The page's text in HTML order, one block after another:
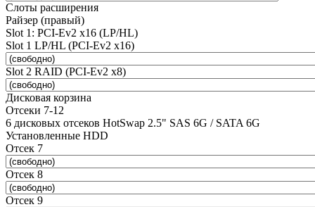
Слоты расширения
Райзер (правый)
Slot 1: PCI-Ev2 x16 (LP/HL)
Slot 1 LP/HL (PCI-Ev2 x16)
Slot 2 RAID (PCI-Ev2 x8)
Дисковая корзина
Отсеки 7-12
6 дисковых отсеков HotSwap 2.5" SAS 6G / SATA 6G
Установленные HDD
Отсек 7
Отсек 8
Отсек 9